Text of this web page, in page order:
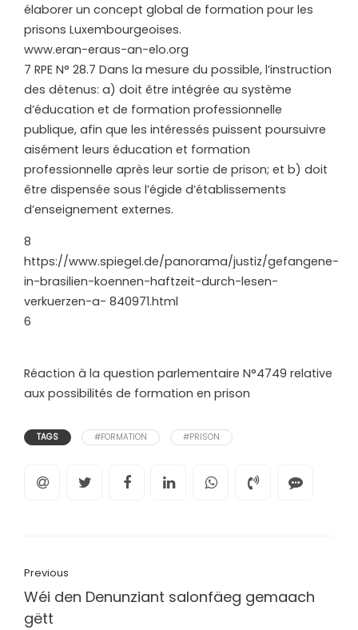
élaborer un concept global de formation pour les
prisons Luxembourgeoises.
www.eran-eraus-an-elo.org
7 RPE N° 28.7 Dans la mesure du possible, l’instruction
des détenus: a) doit être intégrée au système
d’éducation et de formation professionnelle
publique, afin que les intéressés puissent poursuivre
aisément leurs éducation et formation
professionnelle après leur sortie de prison; et b) doit
être dispensée sous l’égide d’établissements
d’enseignement externes.
8
https://www.spiegel.de/panorama/justiz/gefangene-
in-brasilien-koennen-haftzeit-durch-lesen-
verkuerzen-a- 840971.html
6
Réaction à la question parlementaire N°4749 relative
aux possibilités de formation en prison
TAGS #FORMATION #PRISON
Previous
Wéi den Denunziant salonfäeg gemaach
gëtt